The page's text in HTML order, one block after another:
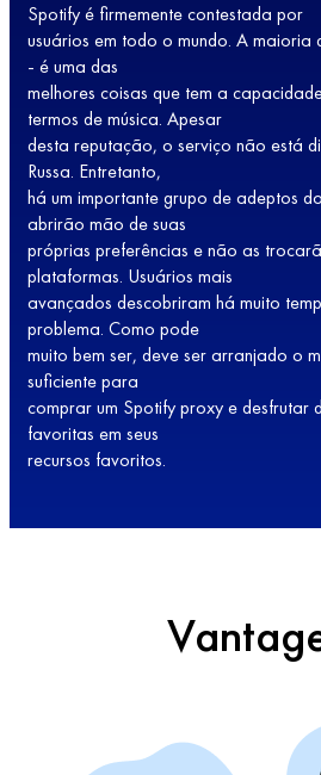
Spotify é firmemente contestada por
usuários em todo o mundo. A
- é uma das
melhores coisas que tem a
termos de música. Apesar
desta reputação, o serviço não está
Russa. Entretanto,
há um importante grupo de adeptos
abrirão mão de suas
próprias preferências e não as
plataformas. Usuários mais
avançados descobriram há muito
problema. Como pode
muito bem ser, deve ser arranjado o
suficiente para
comprar um Spotify proxy e desfrutar
favoritas em seus
recursos favoritos.